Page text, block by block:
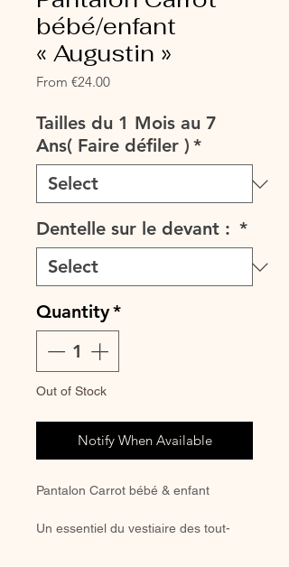
bébé/enfant
« Augustin »
From €24.00Sale
Tailles du 1 Mois au 7
Ans( Faire défiler ) *
Dentelle sur le devant : *
Quantity*
Out of Stock
Notify When Available
Pantalon Carrot bébé & enfant
Un essentiel du vestiaire des tout-